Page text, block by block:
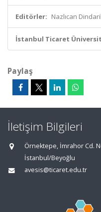
Editörler: Nazlıcan
İstanbul Ticaret
Paylaş
İletişim Bilgileri
Örnektepe, İmrahor Cd.
İstanbul/Beyoğlu
avesis@ticaret.edu.tr